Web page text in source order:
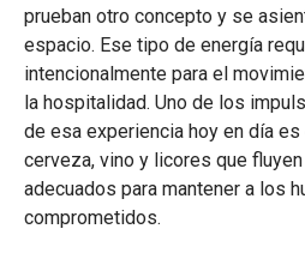
prueban otro concepto y se
espacio. Ese tipo de energía
intencionalmente para el
la hospitalidad. Uno de los
de esa experiencia hoy en día
cerveza, vino y licores que
adecuados para mantener a los
comprometidos.